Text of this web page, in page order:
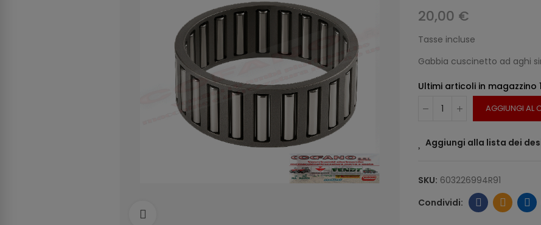
20,00 €
Tasse incluse
Gabbia cuscinetto ad aghi
Ultimi articoli in magazzino
AGGIUNGI AL
Aggiungi alla lista dei
SKU: 603226994R91